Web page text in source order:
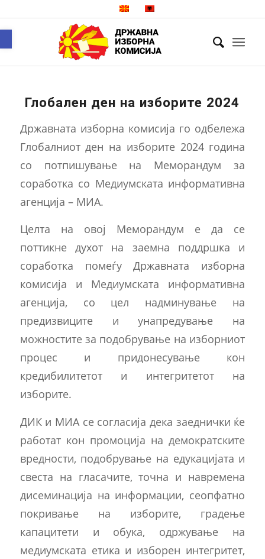
Глобален ден на изборите 2024
Државната изборна комисија го одбележа
Глобалниот ден на изборите 2024 година
со потпишување на Меморандум за
соработка со Медиумската информативна
агенција – МИА.
Целта на овој Меморандум е да се
поттикне духот на заемна поддршка и
соработка помеѓу Државната изборна
комисија и Медиумската информативна
агенција, со цел надминување на
предизвиците и унапредување на
можностите за подобрување на изборниот
процес и придонесување кон
кредибилитетот и интегритетот на
изборите.
ДИК и МИА се согласија дека заеднички ќе
работат кон промоција на демократските
вредности, подобрување на едукацијата и
свеста на гласачите, точна и навремена
дисеминација на информации, сеопфатно
покривање на изборите, градење
капацитети и обука, одржување на
медиумската етика и изборен интегритет,
Open toolbar